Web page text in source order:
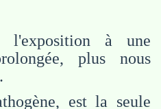
à une
plus nous
est la seule